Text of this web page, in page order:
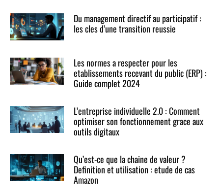
Du management directif au participatif :
les cles d’une transition reussie
Les normes a respecter pour les
etablissements recevant du public (ERP) :
Guide complet 2024
L’entreprise individuelle 2.0 : Comment
optimiser son fonctionnement grace aux
outils digitaux
Qu’est-ce que la chaine de valeur ?
Definition et utilisation : etude de cas
Amazon